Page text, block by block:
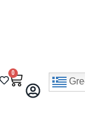
0